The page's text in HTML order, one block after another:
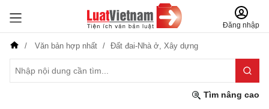
Đăng nhập
Văn bản hợp nhất Đất đai-Nhà ở, Xây dựng
Tìm nâng cao